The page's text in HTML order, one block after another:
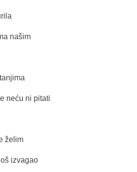
našim
neću ni pitati
želim
izvagao